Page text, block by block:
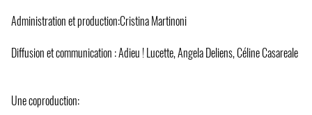
Administration et production:Cristina Martinoni
Diffusion et communication : Adieu ! Lucette, Angela Deliens, Céline Casareale
Une coproduction: